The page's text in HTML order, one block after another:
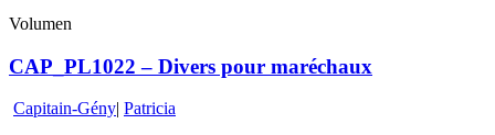
Volumen
CAP_PL1022 – Divers pour maréchaux
Capitain-Gény| Patricia